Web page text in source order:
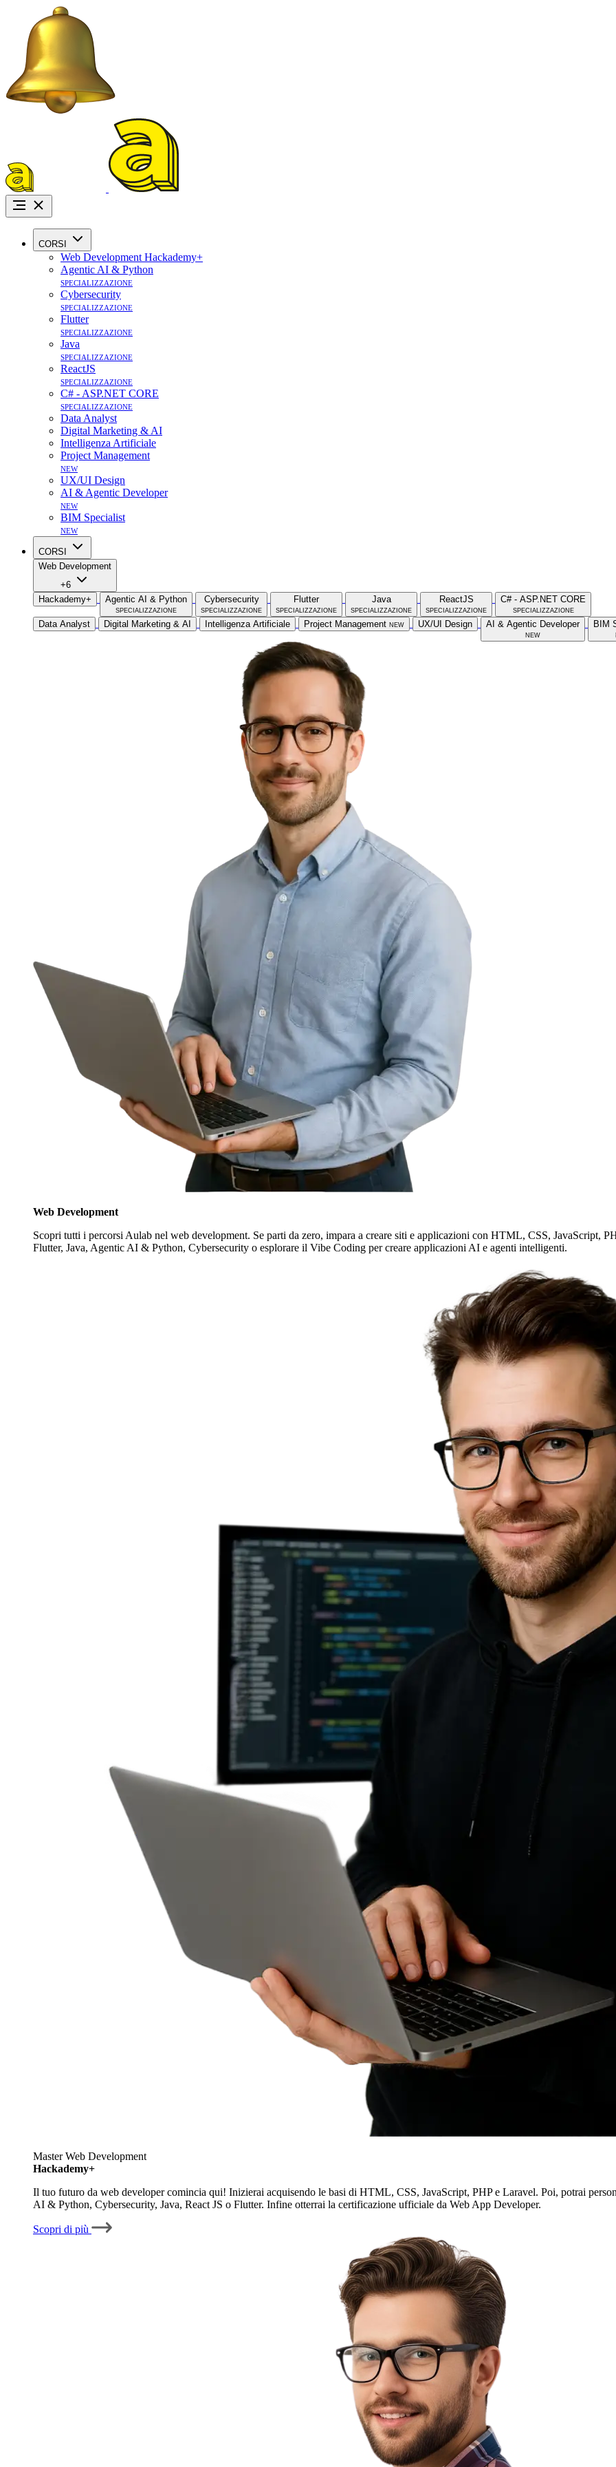
CORSI
Web Development Hackademy+
Agentic AI & Python
specializzazione
Cybersecurity
specializzazione
Flutter
specializzazione
Java
specializzazione
ReactJS
specializzazione
C# - ASP.NET CORE
specializzazione
Data Analyst
Digital Marketing & AI
Intelligenza Artificiale
Project Management
new
UX/UI Design
AI & Agentic Developer
new
BIM Specialist
new
CORSI
Web Development
+6
Hackademy+
Agentic AI & Python
specializzazione
Cybersecurity
specializzazione
Flutter
specializzazione
Java
specializzazione
ReactJS
specializzazione
C# - ASP.NET CORE
specializzazione
Data Analyst
Digital Marketing & AI Intelligenza Artificiale Project Management new UX/UI Design
AI & Agentic Developer
new
BIM
Web Development
Scopri tutti i percorsi Aulab nel web development. Se parti da zero, impara a creare siti e applicazioni con HTML, CSS, JavaScript,
Flutter, Java, Agentic AI & Python, Cybersecurity o esplorare il Vibe Coding per creare applicazioni AI e agenti intelligenti.
Master Web Development
Hackademy+
Il tuo futuro da web developer comincia qui! Inizierai acquisendo le basi di HTML, CSS, JavaScript, PHP e Laravel. Poi, potrai
AI & Python, Cybersecurity, Java, React JS o Flutter. Infine otterrai la certificazione ufficiale da Web App Developer.
Scopri di più